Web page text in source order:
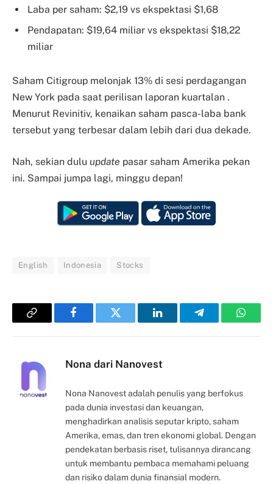
Laba per saham: $2,19 vs ekspektasi $1,68
Pendapatan: $19,64 miliar vs ekspektasi $18,22
miliar
Saham Citigroup melonjak 13% di sesi perdagangan
New York pada saat perilisan laporan kuartalan .
Menurut Revinitiv, kenaikan saham pasca-laba bank
tersebut yang terbesar dalam lebih dari dua dekade.
Nah, sekian dulu update pasar saham Amerika pekan
ini. Sampai jumpa lagi, minggu depan!
English Indonesia Stocks
Copy
FacebookTwitter LinkedInTelegram
Nona dari Nanovest
Nona Nanovest adalah penulis yang berfokus
pada dunia investasi dan keuangan,
menghadirkan analisis seputar kripto, saham
Amerika, emas, dan tren ekonomi global. Dengan
pendekatan berbasis riset, tulisannya dirancang
untuk membantu pembaca memahami peluang
dan risiko dalam dunia finansial modern.